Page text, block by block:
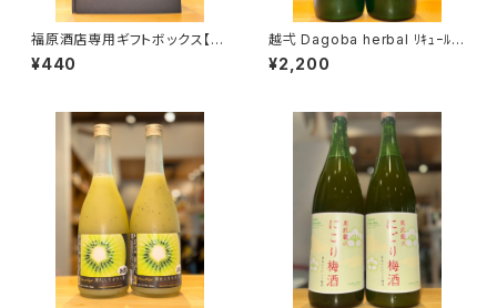
福原酒店専用ギフトボックス【7
20ml２本入】
¥440
越弌 Dagoba herbal ﾘｷｭｰﾙ 7
20ml１本（株式会社越後鶴亀・
新潟県新潟市西蒲区竹野町）
¥2,200